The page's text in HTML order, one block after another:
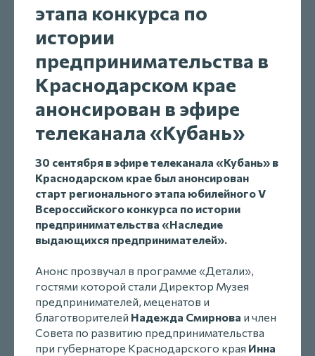
этапа конкурса по
истории
предпринимательства в
Краснодарском крае
анонсирован в эфире
телеканала «Кубань»
30 сентября в эфире телеканала «Кубань» в
Краснодарском крае был анонсирован
старт регионального этапа юбилейного V
Всероссийского конкурса по истории
предпринимательства «Наследие
выдающихся предпринимателей».
Анонс прозвучал в программе «Детали»,
гостями которой стали Директор Музея
предпринимателей, меценатов и
благотворителей Надежда Смирнова и член
Совета по развитию предпринимательства
при губернаторе Краснодарского края Инна